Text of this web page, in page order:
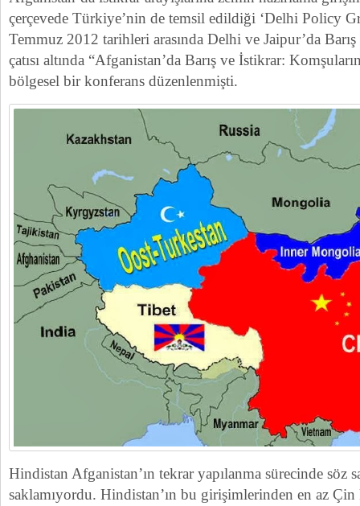
çerçevede Türkiye’nin de temsil edildiği ‘Delhi Policy
Temmuz 2012 tarihleri arasında Delhi ve Jaipur’da Barış
çatısı altında “Afganistan’da Barış ve İstikrar:
bölgesel bir konferans düzenlenmişti.
Hindistan Afganistan’ın tekrar yapılanma sürecinde söz
saklamıyordu. Hindistan’ın bu girişimlerinden en az Çin